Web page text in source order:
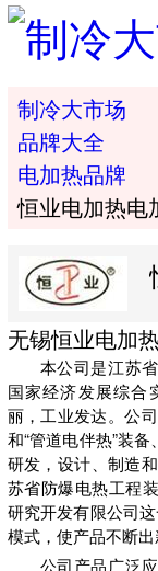
制冷大市场
品牌大全
电加热品牌
恒业电加热电
无锡恒业电加
本公司是江苏
国家经济发展综
丽，工业发达。公
和“管道电伴热”装
研发，设计、制造
苏省防爆电热工程
研究开发有限公司
模式，使产品不断出
公司产品广泛